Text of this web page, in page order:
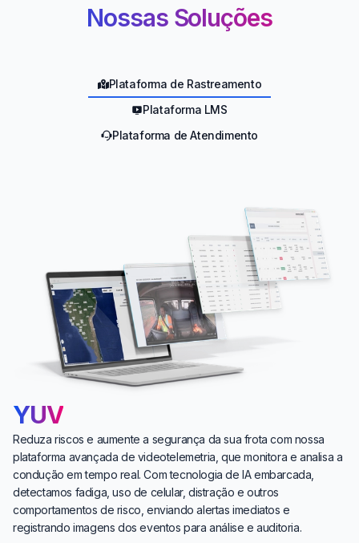
Nossas Soluções
Plataforma de Rastreamento
Plataforma LMS
Plataforma de Atendimento
YUV
Reduza riscos e aumente a segurança da sua frota com nossa
plataforma avançada de videotelemetria, que monitora e analisa a
condução em tempo real. Com tecnologia de IA embarcada,
detectamos fadiga, uso de celular, distração e outros
comportamentos de risco, enviando alertas imediatos e
registrando imagens dos eventos para análise e auditoria.